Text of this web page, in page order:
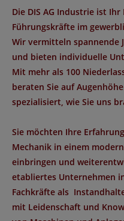
Die DIS AG Industrie ist
Führungskräfte im
Wir vermitteln spannende
und bieten individuelle
Mit mehr als 100
beraten Sie auf
spezialisiert, wie Sie uns
Sie möchten Ihre
Mechanik in einem
einbringen und
etabliertes Unternehmen
Fachkräfte als
mit Leidenschaft und